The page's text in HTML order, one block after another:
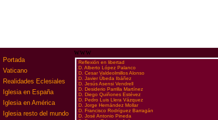
Portada
Vaticano
Realidades Eclesiales
Iglesia en España
Iglesia en América
Iglesia resto del mundo
www
·Reflexión en libertad
·D. Alberto López Palanco
·D. Cesar Valdeolmillos Alonso
·D. Javier Úbeda Ibáñez
·D. Jesús Asensi Vendrell
·D. Desiderio Parrilla Martínez
·D. Diego Quiñones Estévez
·D. Pedro Luis Llera Vázquez
·D. Jorge Hernández Mollar
·D. Francisco Rodríguez Barragán
·D. José Antonio Pineda